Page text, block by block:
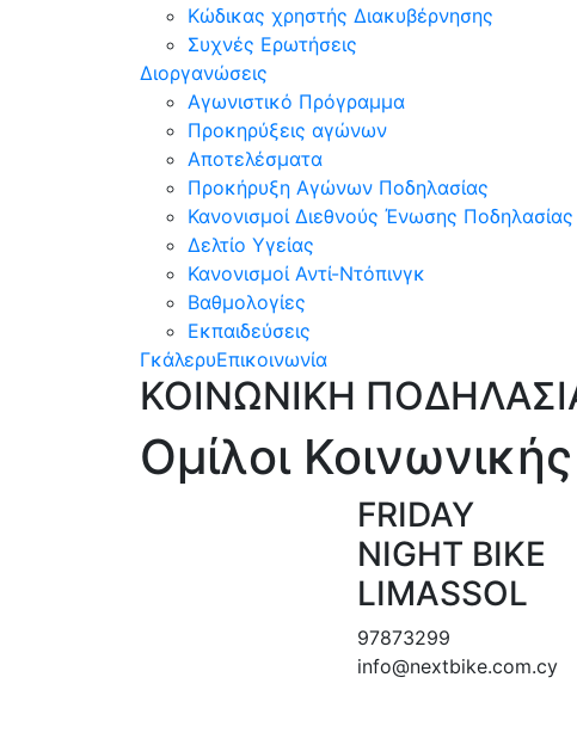
Κώδικας χρηστής Διακυβέρνησης
Συχνές Ερωτήσεις
Διοργανώσεις
Αγωνιστικό Πρόγραμμα
Προκηρύξεις αγώνων
Αποτελέσματα
Προκήρυξη Αγώνων Ποδηλασίας
Κανονισμοί Διεθνούς Ένωσης
Δελτίο Υγείας
Κανονισμοί Αντί-Ντόπινγκ
Βαθμολογίες
Εκπαιδεύσεις
ΓκάλερυΕπικοινωνία
ΚΟΙΝΩΝΙΚΗ
Ομίλοι
FRIDAY
NIGHT BIKE
LIMASSOL
97873299
info@nextbike.com.cy